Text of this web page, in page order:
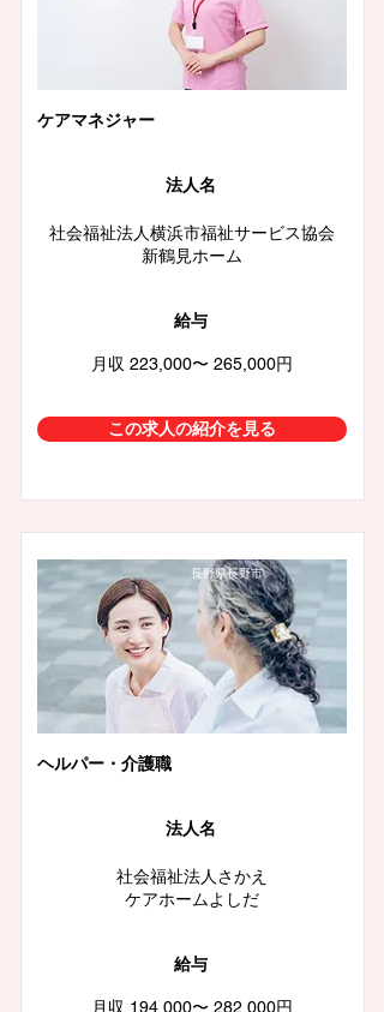
ケアマネジャー
法人名
社会福祉法人横浜市福祉サービス協会
新鶴見ホーム
給与
月収 223,000〜 265,000円
この求人の紹介を見る
長野県長野市
ヘルパー・介護職
法人名
社会福祉法人さかえ
ケアホームよしだ
給与
月収 194,000〜 282,000円